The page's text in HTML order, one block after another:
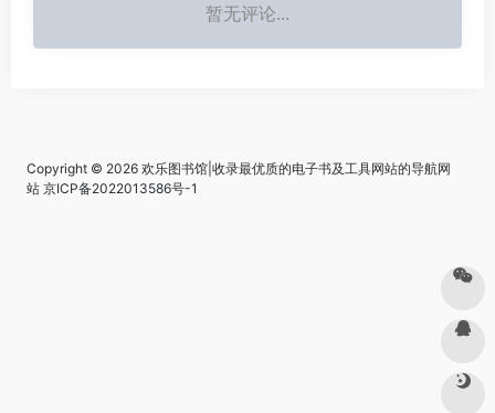
暂无评论...
Copyright © 2026 欢乐图书馆|收录最优质的电子书及工具网站的导航网
站 京ICP备2022013586号-1